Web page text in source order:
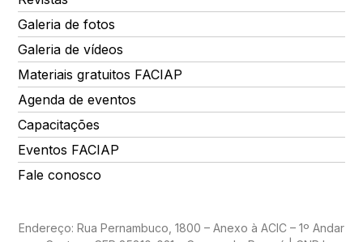
Galeria de fotos
Galeria de vídeos
Materiais gratuitos FACIAP
Agenda de eventos
Capacitações
Eventos FACIAP
Fale conosco
Endereço: Rua Pernambuco, 1800 – Anexo à ACIC – 1º Andar